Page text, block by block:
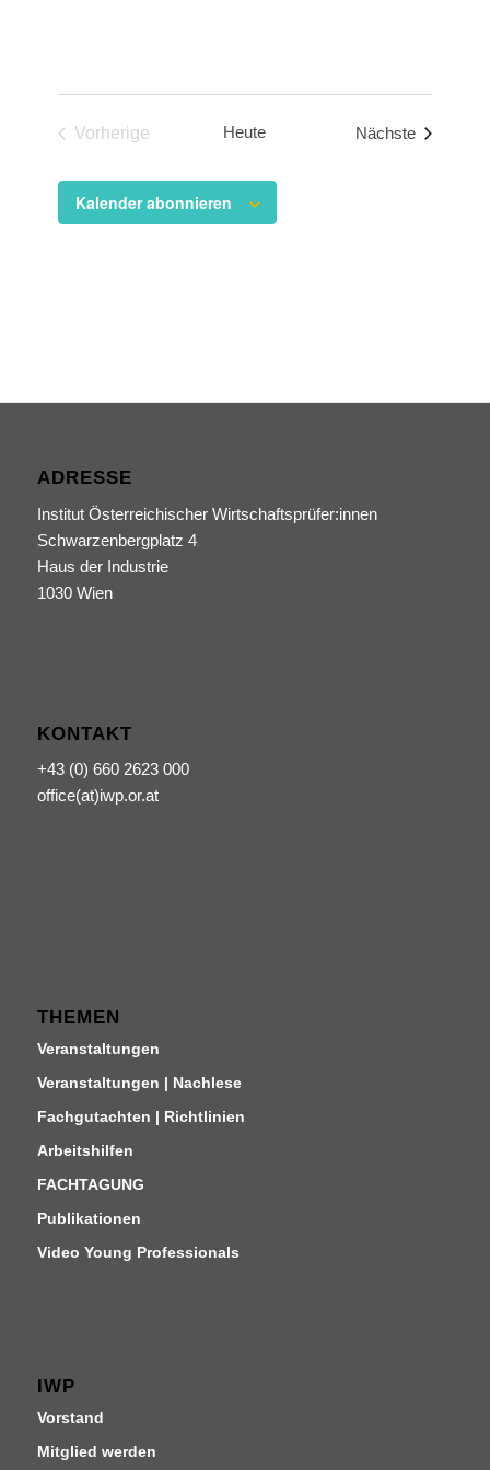
Vorherige
Heute Nächste
Kalender abonnieren
ADRESSE
Institut Österreichischer Wirtschaftsprüfer:innen
Schwarzenbergplatz 4
Haus der Industrie
1030 Wien
KONTAKT
+43 (0) 660 2623 000
office(at)iwp.or.at
THEMEN
Veranstaltungen
Veranstaltungen | Nachlese
Fachgutachten | Richtlinien
Arbeitshilfen
FACHTAGUNG
Publikationen
Video Young Professionals
IWP
Vorstand
Mitglied werden